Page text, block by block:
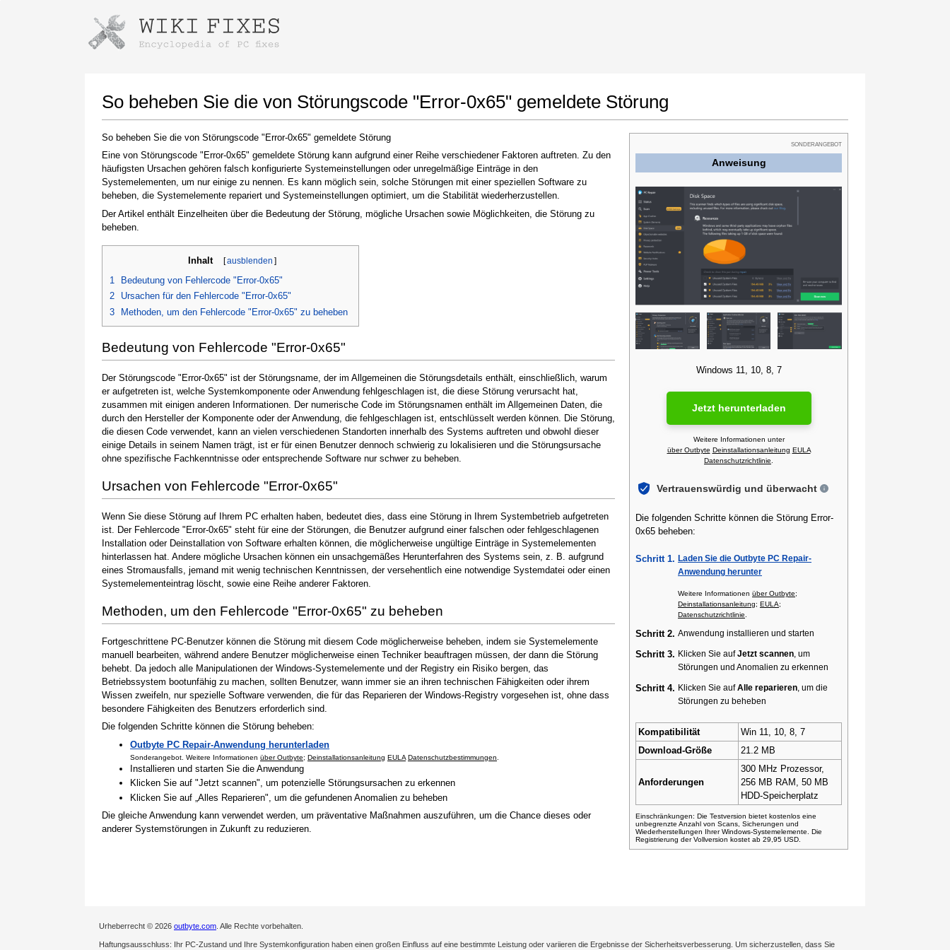
So beheben Sie die von Störungscode "Error-0x65" gemeldete Störung
So beheben Sie die von Störungscode "Error-0x65" gemeldete Störung
Eine von Störungscode "Error-0x65" gemeldete Störung kann aufgrund einer Reihe verschiedener Faktoren auftreten. Zu den
häufigsten Ursachen gehören falsch konfigurierte Systemeinstellungen oder unregelmäßige Einträge in den
Systemelementen, um nur einige zu nennen. Es kann möglich sein, solche Störungen mit einer speziellen Software zu
beheben, die Systemelemente repariert und Systemeinstellungen optimiert, um die Stabilität wiederherzustellen.
Der Artikel enthält Einzelheiten über die Bedeutung der Störung, mögliche Ursachen sowie Möglichkeiten, die Störung zu
beheben.
Inhalt [ausblenden ]
1
Bedeutung von Fehlercode "Error-0x65"
2
Ursachen für den Fehlercode "Error-0x65"
3
Methoden, um den Fehlercode "Error-0x65" zu beheben
Bedeutung von Fehlercode "Error-0x65"
Der Störungscode "Error-0x65" ist der Störungsname, der im Allgemeinen die Störungsdetails enthält, einschließlich, warum
er aufgetreten ist, welche Systemkomponente oder Anwendung fehlgeschlagen ist, die diese Störung verursacht hat,
zusammen mit einigen anderen Informationen. Der numerische Code im Störungsnamen enthält im Allgemeinen Daten, die
durch den Hersteller der Komponente oder der Anwendung, die fehlgeschlagen ist, entschlüsselt werden können. Die Störung,
die diesen Code verwendet, kann an vielen verschiedenen Standorten innerhalb des Systems auftreten und obwohl dieser
einige Details in seinem Namen trägt, ist er für einen Benutzer dennoch schwierig zu lokalisieren und die Störungsursache
ohne spezifische Fachkenntnisse oder entsprechende Software nur schwer zu beheben.
Ursachen von Fehlercode "Error-0x65"
Wenn Sie diese Störung auf Ihrem PC erhalten haben, bedeutet dies, dass eine Störung in Ihrem Systembetrieb aufgetreten
ist. Der Fehlercode "Error-0x65" steht für eine der Störungen, die Benutzer aufgrund einer falschen oder fehlgeschlagenen
Installation oder Deinstallation von Software erhalten können, die möglicherweise ungültige Einträge in Systemelementen
hinterlassen hat. Andere mögliche Ursachen können ein unsachgemäßes Herunterfahren des Systems sein, z. B. aufgrund
eines Stromausfalls, jemand mit wenig technischen Kenntnissen, der versehentlich eine notwendige Systemdatei oder einen
Systemelementeintrag löscht, sowie eine Reihe anderer Faktoren.
Methoden, um den Fehlercode "Error-0x65" zu beheben
Fortgeschrittene PC-Benutzer können die Störung mit diesem Code möglicherweise beheben, indem sie Systemelemente
manuell bearbeiten, während andere Benutzer möglicherweise einen Techniker beauftragen müssen, der dann die Störung
behebt. Da jedoch alle Manipulationen der Windows-Systemelemente und der Registry ein Risiko bergen, das
Betriebssystem bootunfähig zu machen, sollten Benutzer, wann immer sie an ihren technischen Fähigkeiten oder ihrem
Wissen zweifeln, nur spezielle Software verwenden, die für das Reparieren der Windows-Registry vorgesehen ist, ohne dass
besondere Fähigkeiten des Benutzers erforderlich sind.
Die folgenden Schritte können die Störung beheben:
Outbyte PC Repair-Anwendung herunterladen
Sonderangebot. Weitere Informationen über Outbyte; Deinstallationsanleitung EULA Datenschutzbestimmungen
Installieren und starten Sie die Anwendung
Klicken Sie auf "Jetzt scannen", um potenzielle Störungsursachen zu erkennen
Klicken Sie auf „Alles Reparieren", um die gefundenen Anomalien zu beheben
Die gleiche Anwendung kann verwendet werden, um präventative Maßnahmen auszuführen, um die Chance dieses oder
anderer Systemstörungen in Zukunft zu reduzieren.
SONDERANGEBOT
Anweisung
Windows 11, 10, 8, 7
Jetzt herunterladen
Weitere Informationen unter
über Outbyte Deinstallationsanleitung EULA
Datenschutzrichtlinie
Vertrauenswürdig und überwacht
Die folgenden Schritte können die Störung Error-
0x65 beheben:
Schritt 1. Laden Sie die Outbyte PC Repair-
Anwendung herunter
Weitere Informationen über Outbyte;
Deinstallationsanleitung; EULA;
Datenschutzrichtlinie
Schritt 2. Anwendung installieren und starten
Schritt 3. Klicken Sie aufJetzt scannen , um
Störungen und Anomalien zu erkennen
Schritt 4. Klicken Sie aufAlle reparieren , um die
Störungen zu beheben
Kompatibilität
Win 11, 10, 8, 7
Download-Größe
21.2 MB
Anforderungen
300 MHz Prozessor,
256 MB RAM, 50 MB
HDD-Speicherplatz
Einschränkungen: Die Testversion bietet kostenlos eine
unbegrenzte Anzahl von Scans, Sicherungen und
Wiederherstellungen Ihrer Windows-Systemelemente. Die
Registrierung der Vollversion kostet ab 29,95 USD.
Urheberrecht © 2026 outbyte.com . Alle Rechte vorbehalten.
Haftungsausschluss: Ihr PC-Zustand und Ihre Systemkonfiguration haben einen großen Einfluss auf eine bestimmte Leistung oder variieren die Ergebnisse der Sicherheitsverbesserung. Um sicherzustellen, dass Sie
Anweisungen zum Herunterladen mit Google Chrome
Klicken Sie nach Abschluss des Downloads auf
den Link zur heruntergeladenen Datei